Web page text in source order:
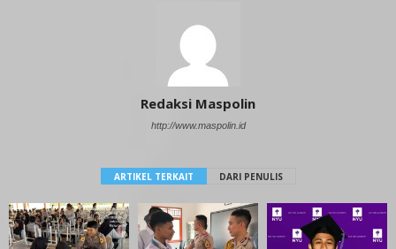
Redaksi Maspolin
http://www.maspolin.id
ARTIKEL TERKAIT DARI PENULIS